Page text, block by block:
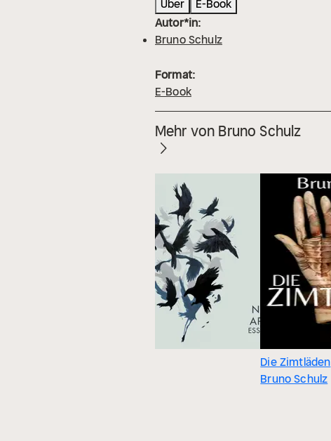
Über
E-Book
Autor*in:
Bruno Schulz
Format:
E-Book
Mehr von Bruno Schulz
Die Zimtläden
Bruno Schulz